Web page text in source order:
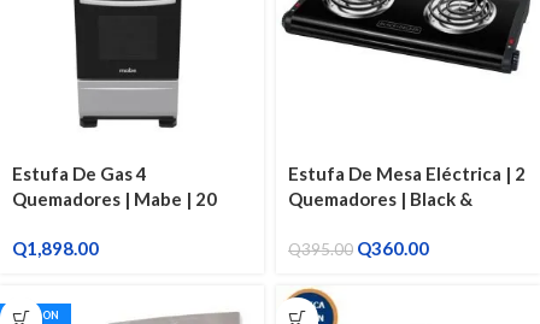
Estufa De Gas 4
Quemadores | Mabe | 20
Q1,898.00
Estufa De Mesa Eléctrica | 2
Quemadores | Black &
Q395.00 Q360.00
CETRON